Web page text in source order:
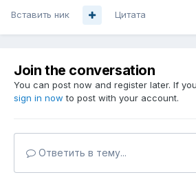
Вставить ник Цитата
Join the conversation
You can post now and register later. If
sign in now to post with your account.
Ответить в тему...